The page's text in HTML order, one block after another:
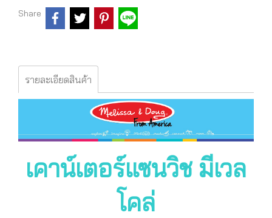
Share
รายละเอียดสินค้า
เคาน์เตอร์แซนวิช มีเวล
โคล่